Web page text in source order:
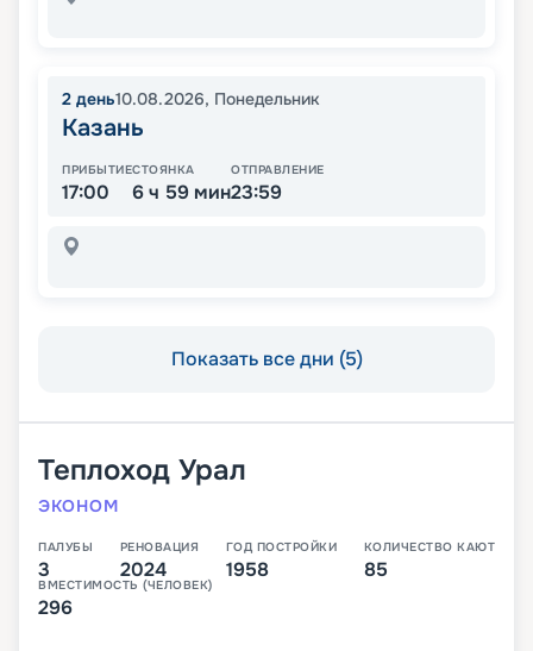
2 день10.08.2026, Понедельник
Казань
ПРИБЫТИЕ
17:00
СТОЯНКА
6 ч 59 мин
ОТПРАВЛЕНИЕ
23:59
Показать все дни (5)
Теплоход Урал
ЭКОНОМ
ПАЛУБЫ
3
РЕНОВАЦИЯ
2024
ГОД ПОСТРОЙКИ
1958
КОЛИЧЕСТВО КАЮТ
85
ВМЕСТИМОСТЬ (ЧЕЛОВЕК)
296